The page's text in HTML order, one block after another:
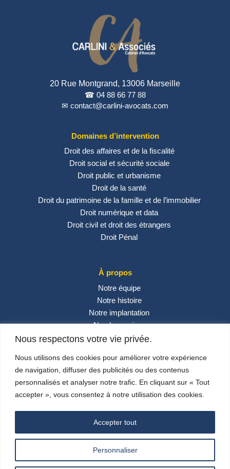
Nous respectons votre vie privée.
Nous utilisons des cookies pour améliorer votre expérience
de navigation, diffuser des publicités ou des contenus
personnalisés et analyser notre trafic. En cliquant sur « Tout
accepter », vous consentez à notre utilisation des cookies.
Personnaliser
Accepter tout
20 Rue Montgrand, 13006 Marseille
☎ 04 88 66 77 88
✉ contact@carlini-avocats.com
Domaines d’intervention
Droit des affaires et de la fiscalité
Droit social et sécurité sociale
Droit public et urbanisme
Droit de la santé
Droit du patrimoine de la famille et de l’immobilier
Droit numérique et data
Droit civil et droit des étrangers
Droit Pénal
À propos
Notre équipe
Notre histoire
Notre implantation
Nos honoraires
Contactez-nous
Réseaux sociaux
Carlini & Associés
SUNSAV–Mentions Légales–Politique de